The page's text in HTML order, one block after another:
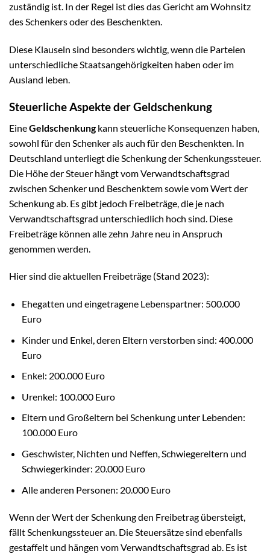
zuständig ist. In der Regel ist dies das Gericht am Wohnsitz
des Schenkers oder des Beschenkten.
Diese Klauseln sind besonders wichtig, wenn die Parteien
unterschiedliche Staatsangehörigkeiten haben oder im
Ausland leben.
Steuerliche Aspekte der Geldschenkung
EineGeldschenkungkann steuerliche Konsequenzen haben,
sowohl für den Schenker als auch für den Beschenkten. In
Deutschland unterliegt die Schenkung der Schenkungssteuer.
Die Höhe der Steuer hängt vom Verwandtschaftsgrad
zwischen Schenker und Beschenktem sowie vom Wert der
Schenkung ab. Es gibt jedoch Freibeträge, die je nach
Verwandtschaftsgrad unterschiedlich hoch sind. Diese
Freibeträge können alle zehn Jahre neu in Anspruch
genommen werden.
Hier sind die aktuellen Freibeträge (Stand 2023):
Ehegatten und eingetragene Lebenspartner: 500.000
Euro
Kinder und Enkel, deren Eltern verstorben sind: 400.000
Euro
Enkel: 200.000 Euro
Urenkel: 100.000 Euro
Eltern und Großeltern bei Schenkung unter Lebenden:
100.000 Euro
Geschwister, Nichten und Neffen, Schwiegereltern und
Schwiegerkinder: 20.000 Euro
Alle anderen Personen: 20.000 Euro
Wenn der Wert der Schenkung den Freibetrag übersteigt,
fällt Schenkungssteuer an. Die Steuersätze sind ebenfalls
gestaffelt und hängen vom Verwandtschaftsgrad ab. Es ist